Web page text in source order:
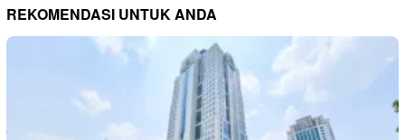
REKOMENDASI UNTUK ANDA